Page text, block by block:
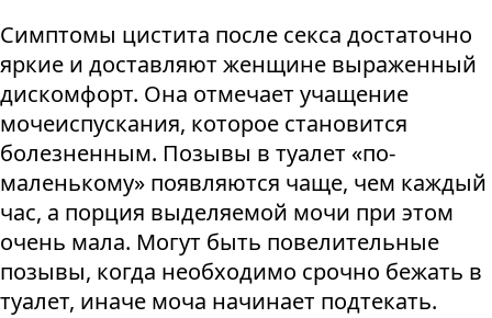
Симптомы цистита после секса достаточно
яркие и доставляют женщине выраженный
дискомфорт. Она отмечает учащение
мочеиспускания, которое становится
болезненным. Позывы в туалет «по-
маленькому» появляются чаще, чем каждый
час, а порция выделяемой мочи при этом
очень мала. Могут быть повелительные
позывы, когда необходимо срочно бежать в
туалет, иначе моча начинает подтекать.